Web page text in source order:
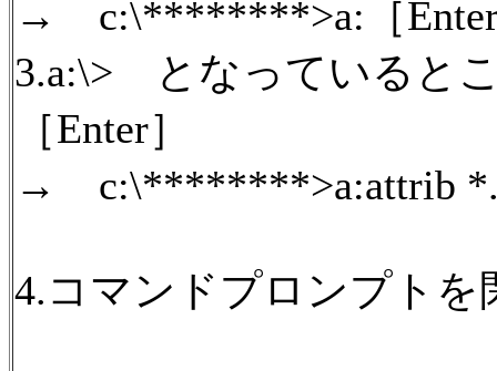
→ c:\********>a:［
3.a:\> となっていると
［Enter］
→ c:\********>a:attrib
4.コマンドプロンプトを